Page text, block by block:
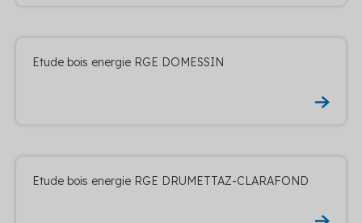
Etude bois energie RGE DOMESSIN
Etude bois energie RGE DRUMETTAZ-CLARAFOND